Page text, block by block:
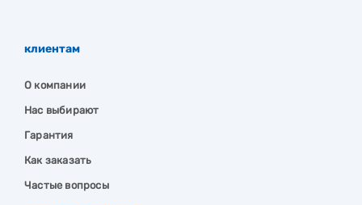
клиентам
О компании
Нас выбирают
Гарантия
Как заказать
Частые вопросы